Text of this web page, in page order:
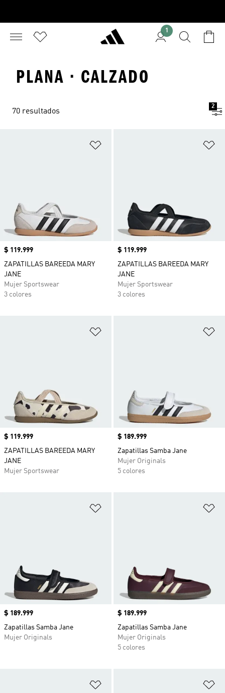
1
PLANA · CALZADO
70 resultados
2
Precio
$ 119.999
ZAPATILLAS BAREEDA MARY
JANE
Mujer Sportswear
3 colores
Precio
$ 119.999
ZAPATILLAS BAREEDA MARY
JANE
Mujer Sportswear
3 colores
Precio
$ 119.999
ZAPATILLAS BAREEDA MARY
JANE
Mujer Sportswear
Precio
$ 189.999
Zapatillas Samba Jane
Mujer Originals
5 colores
Precio
$ 189.999
Zapatillas Samba Jane
Mujer Originals
Precio
$ 189.999
Zapatillas Samba Jane
Mujer Originals
5 colores